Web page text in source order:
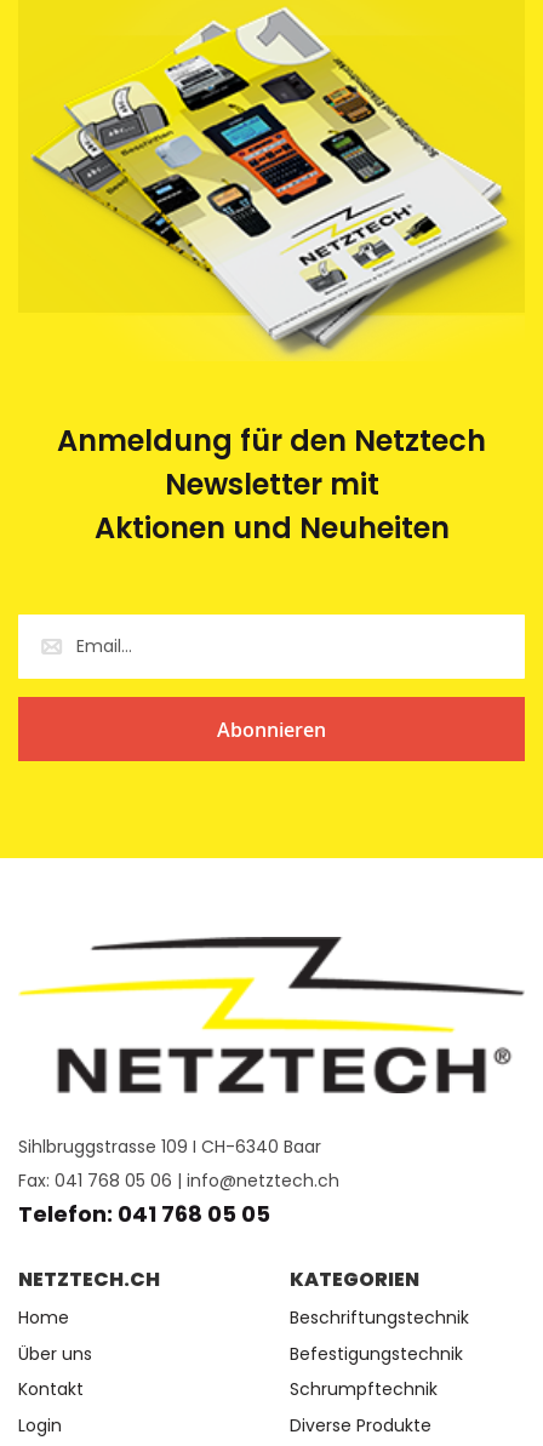
Anmeldung für den Netztech
Newsletter mit
Aktionen und Neuheiten
Abonnieren
Sihlbruggstrasse 109 I CH-6340 Baar
Fax: 041 768 05 06 | info@netztech.ch
Telefon: 041 768 05 05
NETZTECH.CH
Home
Über uns
Kontakt
Login
KATEGORIEN
Beschriftungstechnik
Befestigungstechnik
Schrumpftechnik
Diverse Produkte